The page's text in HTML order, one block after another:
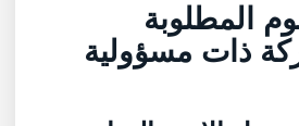
المطلوبة
ذات مسؤولية